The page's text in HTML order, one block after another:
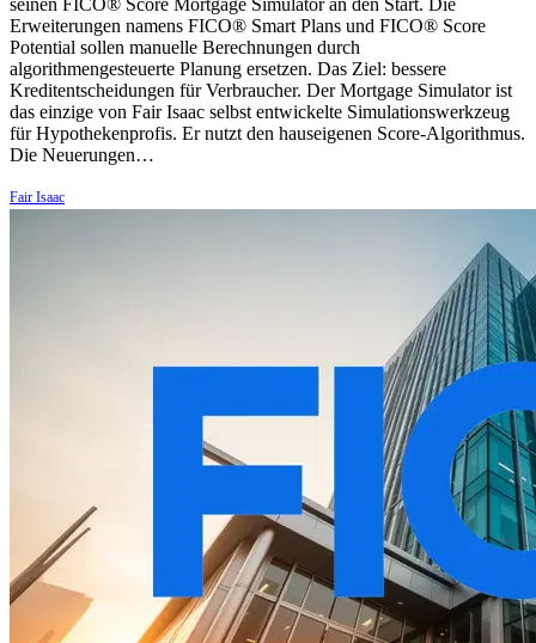
seinen FICO® Score Mortgage Simulator an den Start. Die
Erweiterungen namens FICO® Smart Plans und FICO® Score
Potential sollen manuelle Berechnungen durch
algorithmengesteuerte Planung ersetzen. Das Ziel: bessere
Kreditentscheidungen für Verbraucher. Der Mortgage Simulator ist
das einzige von Fair Isaac selbst entwickelte Simulationswerkzeug
für Hypothekenprofis. Er nutzt den hauseigenen Score-Algorithmus.
Die Neuerungen…
Fair Isaac